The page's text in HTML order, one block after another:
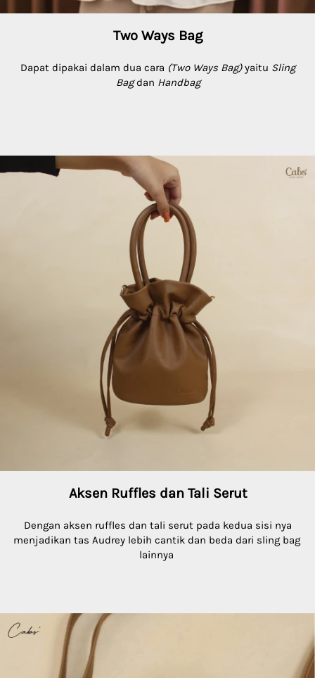
Two Ways Bag
Dapat dipakai dalam dua cara (Two Ways Bag) yaitu Sling
Bag dan Handbag
Aksen Ruffles dan Tali Serut
Dengan aksen ruffles dan tali serut pada kedua sisi nya
menjadikan tas Audrey lebih cantik dan beda dari sling bag
lainnya